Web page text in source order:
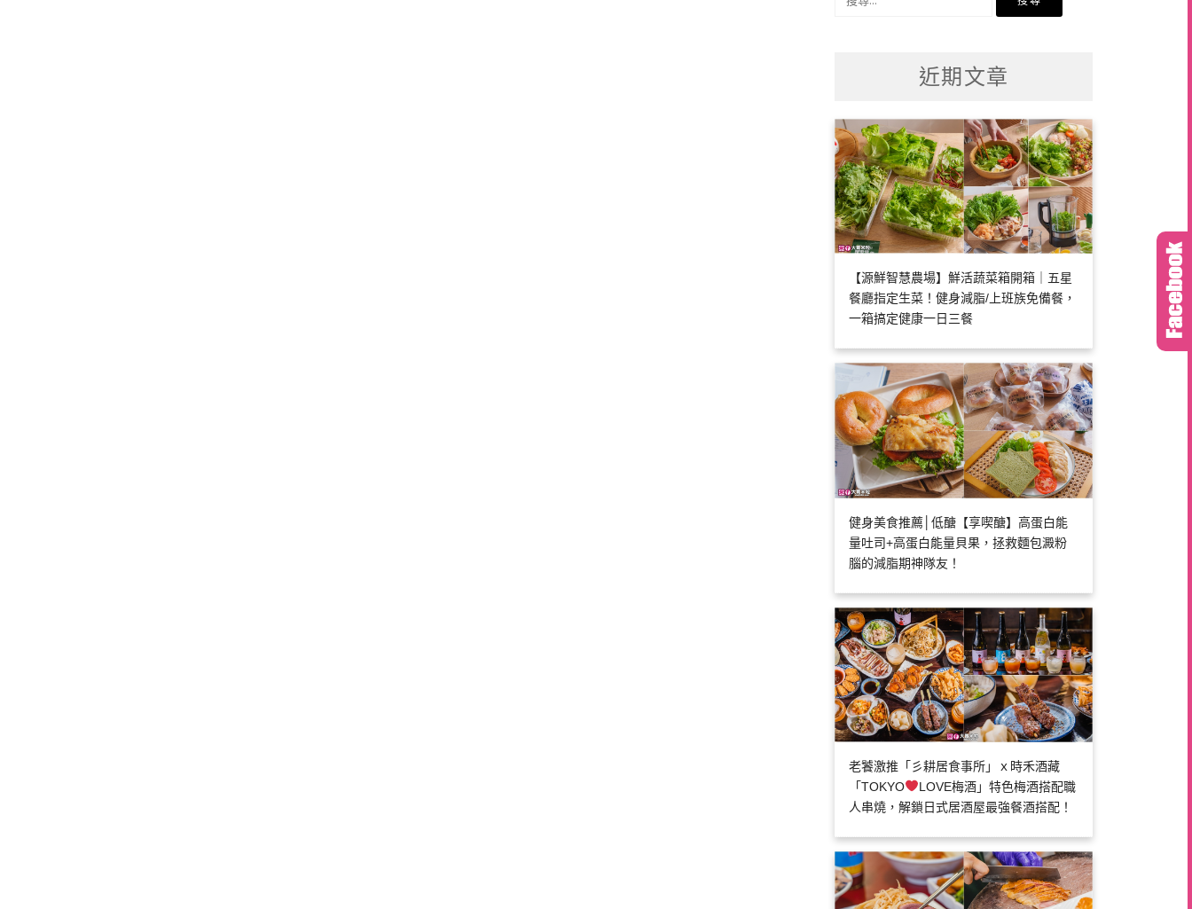
近期文章
【源鮮智慧農場】鮮活蔬菜箱開箱｜五星
餐廳指定生菜！健身減脂/上班族免備餐，
一箱搞定健康一日三餐
健身美食推薦│低醣【享喫醣】高蛋白能
量吐司+高蛋白能量貝果，拯救麵包澱粉
腦的減脂期神隊友！
老饕激推「彡耕居食事所」ｘ時禾酒藏
「TOKYO
LOVE梅酒」特色梅酒搭配職
人串燒，解鎖日式居酒屋最強餐酒搭配！